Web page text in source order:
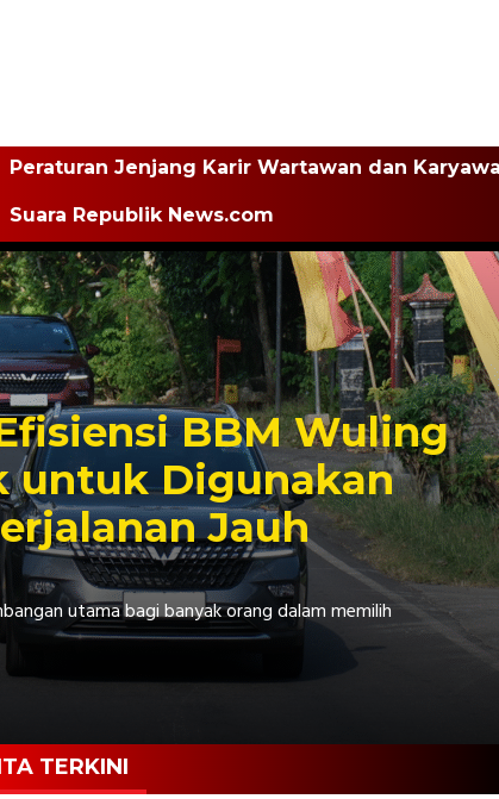
Peraturan Jenjang Karir Wartawan dan
Suara Republik News.com
BBM Wuling
untuk Digunakan
Jauh
utama bagi banyak orang dalam memilih
TERKINI